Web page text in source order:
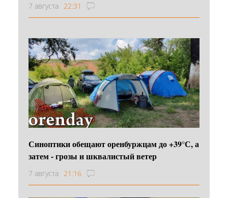
7 августа 22:31
Синоптики обещают оренбуржцам до +39°С, а
затем - грозы и шквалистый ветер
7 августа 21:16